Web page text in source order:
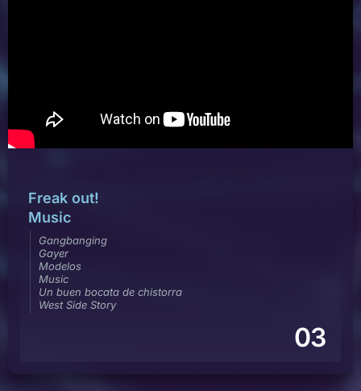
Freak out!
Music
Gangbanging
Gayer
Modelos
Music
Un buen bocata de chistorra
West Side Story
03